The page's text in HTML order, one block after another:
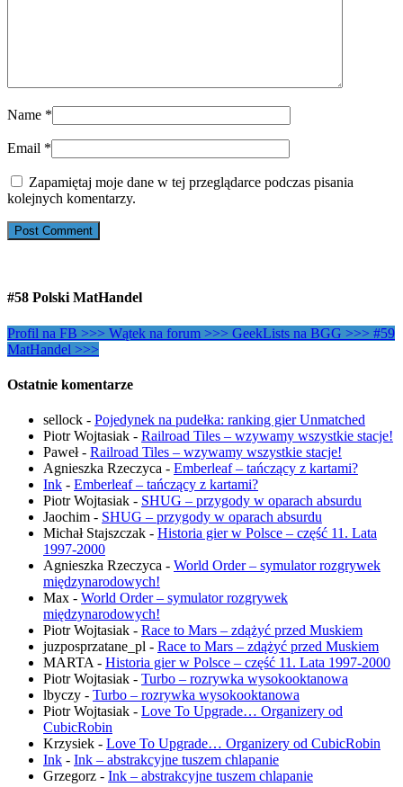
Name *
Email *
Zapamiętaj moje dane w tej przeglądarce podczas pisania
kolejnych komentarzy.
#58 Polski MatHandel
Profil na FB >>> Wątek na forum >>> GeekLists na BGG >>> #59
MatHandel >>>
Ostatnie komentarze
sellock - Pojedynek na pudełka: ranking gier Unmatched
Piotr Wojtasiak - Railroad Tiles – wzywamy wszystkie stacje!
Paweł- Railroad Tiles – wzywamy wszystkie stacje!
Agnieszka Rzeczyca - Emberleaf – tańczący z kartami?
Ink - Emberleaf – tańczący z kartami?
Piotr Wojtasiak - SHUG – przygody w oparach absurdu
Jaochim - SHUG – przygody w oparach absurdu
Michał Stajszczak - Historia gier w Polsce – część 11. Lata
1997-2000
Agnieszka Rzeczyca - World Order – symulator rozgrywek
międzynarodowych!
Max - World Order – symulator rozgrywek
międzynarodowych!
Piotr Wojtasiak - Race to Mars – zdążyć przed Muskiem
juzposprzatane_pl - Race to Mars – zdążyć przed Muskiem
MARTA - Historia gier w Polsce – część 11. Lata 1997-2000
Piotr Wojtasiak - Turbo – rozrywka wysokooktanowa
lbyczy - Turbo – rozrywka wysokooktanowa
Piotr Wojtasiak - Love To Upgrade… Organizery od
CubicRobin
Krzysiek - Love To Upgrade… Organizery od CubicRobin
Ink - Ink – abstrakcyjne tuszem chlapanie
Grzegorz - Ink – abstrakcyjne tuszem chlapanie